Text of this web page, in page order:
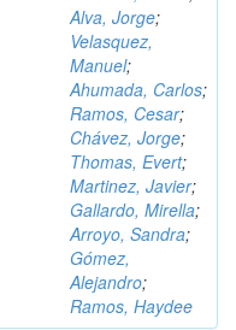
Alva, Jorge;
Velasquez,
Manuel;
Ahumada, Carlos;
Ramos, Cesar;
Chávez, Jorge;
Thomas, Evert;
Martinez, Javier;
Gallardo, Mirella;
Arroyo, Sandra;
Gómez,
Alejandro;
Ramos, Haydee